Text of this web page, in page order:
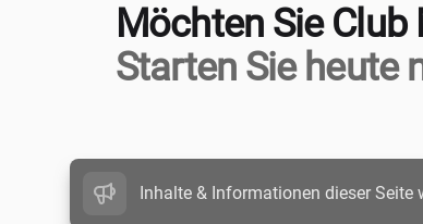
Möchten Sie
Starten Sie heute
Inhalte & Informationen dieser Seite